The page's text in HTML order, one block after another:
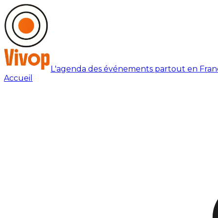
L'agenda des événements partout en
Accueil